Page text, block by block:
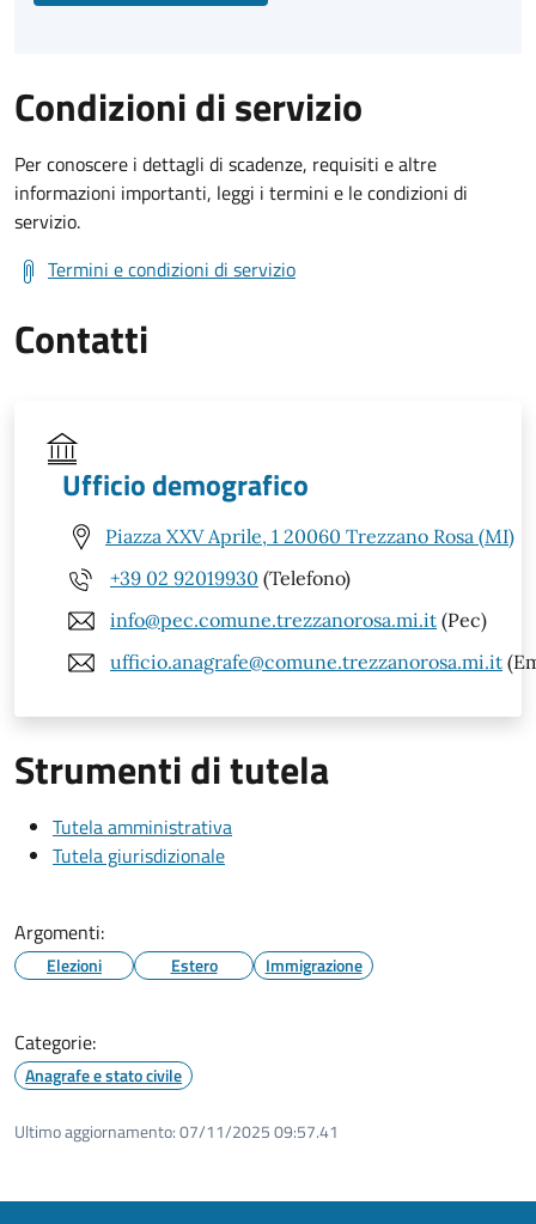
Condizioni di servizio
Per conoscere i dettagli di scadenze, requisiti e altre
informazioni importanti, leggi i termini e le condizioni di
servizio.
Termini e condizioni di servizio
Contatti
Ufficio demografico
Piazza XXV Aprile, 1 20060 Trezzano Rosa (MI)
+39 02 92019930 (Telefono)
info@pec.comune.trezzanorosa.mi.it (Pec)
ufficio.anagrafe@comune.trezzanorosa.mi.it
Strumenti di tutela
Tutela amministrativa
Tutela giurisdizionale
Argomenti:
Elezioni Estero Immigrazione
Categorie:
Anagrafe e stato civile
Ultimo aggiornamento:07/11/2025 09:57.41